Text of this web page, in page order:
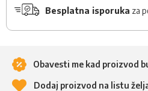
Besplatna isporuka za
Obavesti me kad proizvod
Dodaj proizvod na listu